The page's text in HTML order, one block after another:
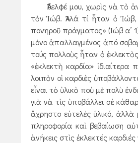
Ἀδελφέ μου, χωρὶς νὰ τὸ
τὸν Ἰώβ. Ἀλλά τί ἦταν ὁ
πονηροῦ πράγματος» (Ἰώβ α’
μόνο ἀπαλλαγμένος ἀπό
τούς πολλοὺς ἦταν ὁ
«ἐκλεκτὴ καρδία»
λοιπὸν οἱ καρδιὲς
εἶναι τὸ ὑλικὸ ποὺ μὲ πολὺ
γιὰ νὰ τὶς ὑποβάλλει σὲ
ἄχρηστο εὐτελὲς ὑλικό, ἀλλὰ
πληροφορία καὶ βεβαίωση
ἀνήκεις στὶς ἐκλεκτές